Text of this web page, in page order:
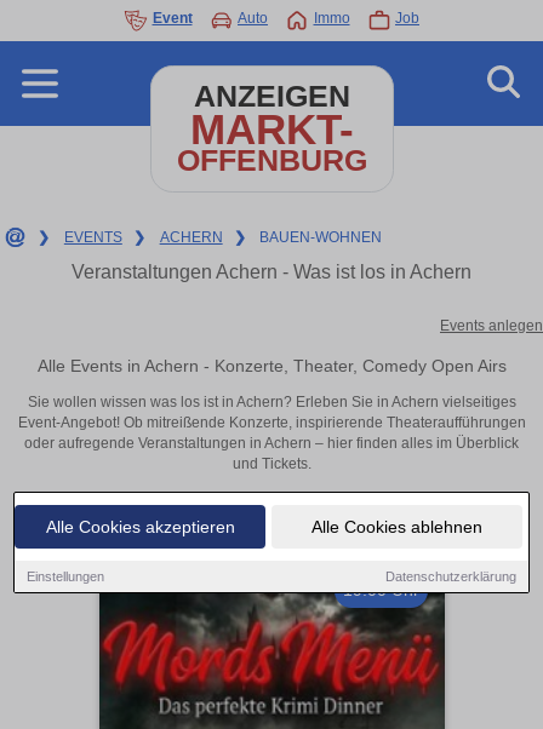
Alle Cookies akzeptieren Alle Cookies ablehnen
Einstellungen Datenschutzerklärung
Event Auto Immo Job
ANZEIGEN
MARKT-
OFFENBURG
❯ EVENTS ❯ ACHERN ❯ BAUEN-WOHNEN
Veranstaltungen Achern - Was ist los in Achern
Events anlegen
Alle Events in Achern - Konzerte, Theater, Comedy Open Airs
Sie wollen wissen was los ist in Achern? Erleben Sie in Achern vielseitiges
Event-Angebot! Ob mitreißende Konzerte, inspirierende Theateraufführungen
oder aufregende Veranstaltungen in Achern – hier finden alles im Überblick
und Tickets.
19:00 Uhr